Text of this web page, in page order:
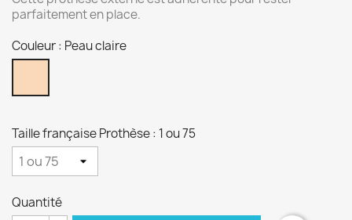
parfaitement en place.
Couleur : Peau claire
Taille française Prothèse : 1 ou 75
Quantité